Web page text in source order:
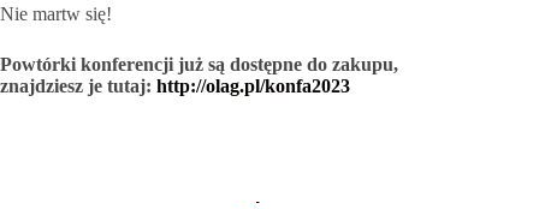
Nie martw się!
Powtórki konferencji już są dostępne do zakupu,
znajdziesz je tutaj: http://olag.pl/konfa2023